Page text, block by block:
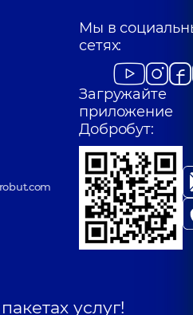
Мы в
сетях:
Загружайте
приложение
Добробут:
услуг!